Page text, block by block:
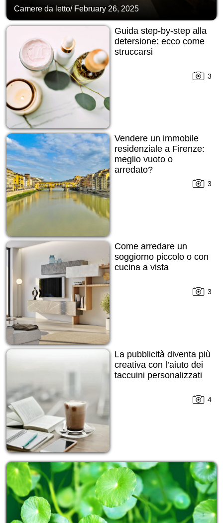
Camere da letto/ February 26, 2025
Guida step-by-step alla
detersione: ecco come
struccarsi
3
Vendere un immobile
residenziale a Firenze:
meglio vuoto o
arredato?
3
Come arredare un
soggiorno piccolo o con
cucina a vista
3
La pubblicità diventa più
creativa con l’aiuto dei
taccuini personalizzati
4